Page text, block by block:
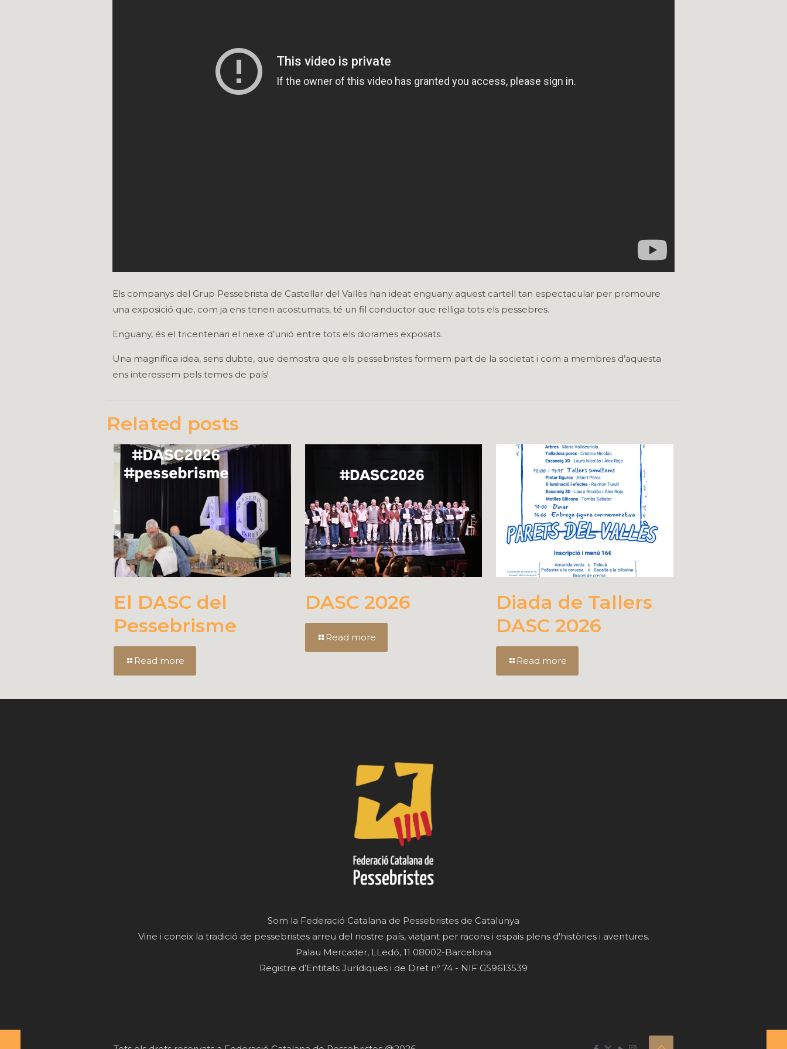
Els companys del Grup Pessebrista de Castellar del Vallès han ideat enguany aquest cartell tan espectacular per promoure
una exposició que, com ja ens tenen acostumats, té un fil conductor que relliga tots els pessebres.
Enguany, és el tricentenari el nexe d’unió entre tots els diorames exposats.
Una magnífica idea, sens dubte, que demostra que els pessebristes formem part de la societat i com a membres d’aquesta
ens interessem pels temes de país!
Related posts
El DASC del
Pessebrisme
Read more
DASC 2026
Read more
Diada de Tallers
DASC 2026
Read more
Som la Federació Catalana de Pessebristes de Catalunya
Vine i coneix la tradició de pessebristes arreu del nostre país, viatjant per racons i espais plens d'històries i aventures.
Palau Mercader, LLedó, 11 08002-Barcelona
Registre d’Entitats Jurídiques i de Dret nº 74 - NIF G59613539